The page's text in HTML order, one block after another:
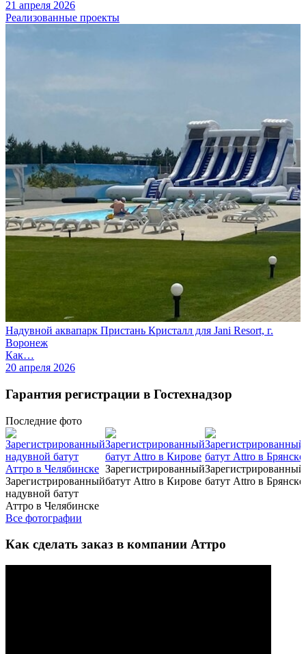
21 апреля 2026
Реализованные проекты
Надувной аквапарк Пристань Кристалл для Jani Resort, г.
Воронеж
Как…
20 апреля 2026
Гарантия регистрации в Гостехнадзор
Последние фото
Зарегистрированный
надувной батут
Аттро в Челябинске
Зарегистрированный
батут Attro в Кирове
Зарегистрированный
батут Attro в Брянске
Все фотографии
Как сделать заказ в компании Аттро